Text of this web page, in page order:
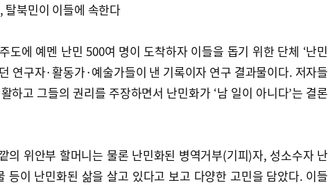
탈북민이 이들에 속한다
도에 예멘 난민 500여 명이 도착하자 이들을 돕기 위한 단체 ‘난민
연구자·활동가·예술가들이 낸 기록이자 연구 결과물이다. 저자들
하고 그들의 권리를 주장하면서 난민화가 ‘남 일이 아니다’는 결론
의 위안부 할머니는 물론 난민화된 병역거부(기피)자, 성소수자 난
등이 난민화된 삶을 살고 있다고 보고 다양한 고민을 담았다. 이들